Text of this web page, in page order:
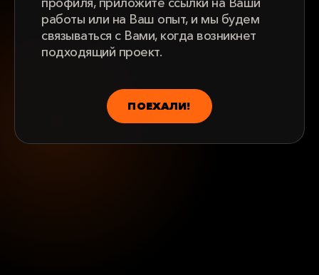
работы или на Ваш опыт, и мы будем
связываться с Вами, когда возникнет
подходящий проект.
ПОЕХАЛИ!